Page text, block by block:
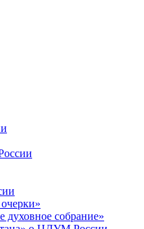
духовное собрание»